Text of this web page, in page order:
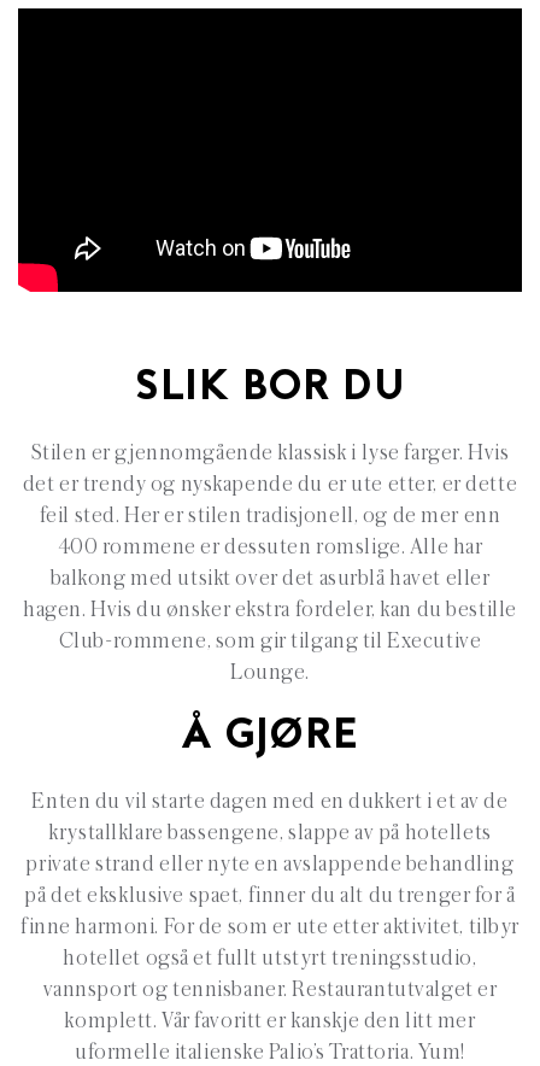
SLIK BOR DU
Stilen er gjennomgående klassisk i lyse farger. Hvis
det er trendy og nyskapende du er ute etter, er dette
feil sted. Her er stilen tradisjonell, og de mer enn
400 rommene er dessuten romslige. Alle har
balkong med utsikt over det asurblå havet eller
hagen. Hvis du ønsker ekstra fordeler, kan du bestille
Club-rommene, som gir tilgang til Executive
Lounge.
Å GJØRE
Enten du vil starte dagen med en dukkert i et av de
krystallklare bassengene, slappe av på hotellets
private strand eller nyte en avslappende behandling
på det eksklusive spaet, finner du alt du trenger for å
finne harmoni. For de som er ute etter aktivitet, tilbyr
hotellet også et fullt utstyrt treningsstudio,
vannsport og tennisbaner. Restaurantutvalget er
komplett. Vår favoritt er kanskje den litt mer
uformelle italienske Palio’s Trattoria. Yum!